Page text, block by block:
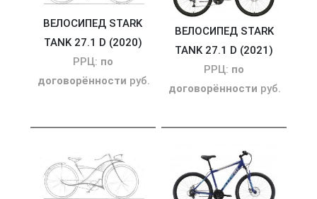
ВЕЛОСИПЕД STARK
TANK 27.1 D (2020)
РРЦ: по
договорённости руб.
ВЕЛОСИПЕД STARK
TANK 27.1 D (2021)
РРЦ: по
договорённости руб.